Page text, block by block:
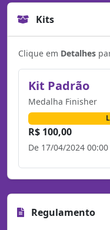
Kits
Clique em Detalhes
Kit Padrão
Medalha Finisher
R$ 100,00
De 17/04/2024
Regulamento